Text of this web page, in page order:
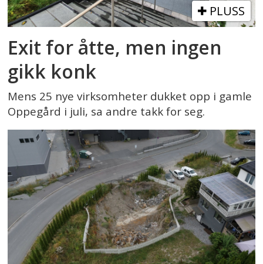
PLUSS
Exit for åtte, men ingen
gikk konk
Mens 25 nye virksomheter dukket opp i gamle
Oppegård i juli, sa andre takk for seg.